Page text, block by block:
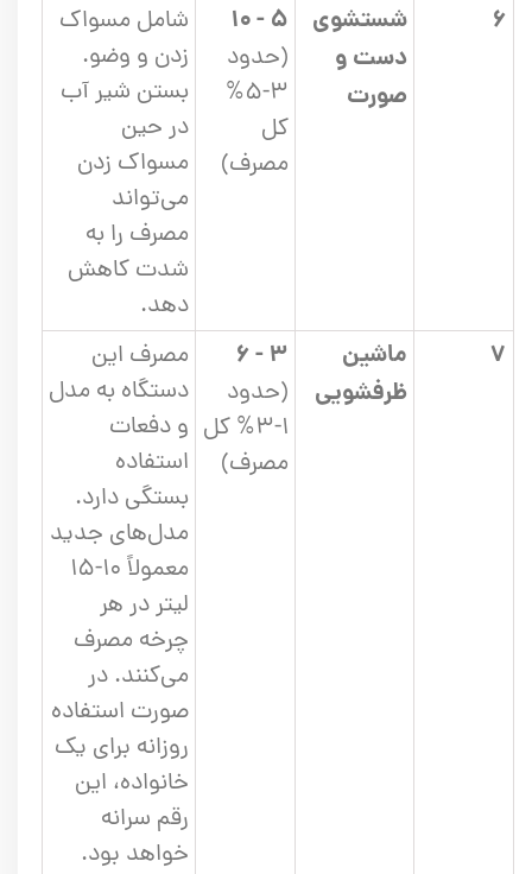
۶
شستشوی
دست و
صورت
۵ - ۱۰
(حدود
۳-۵%
کل
مصرف)
شامل مسواک
زدن و وضو.
بستن شیر آب
در حین
مسواک زدن
می‌تواند
مصرف را به
شدت کاهش
دهد.
۷
ماشین
ظرفشویی
۳ - ۶
(حدود
۱-۳% کل
مصرف)
مصرف این
دستگاه به مدل
و دفعات
استفاده
بستگی دارد.
مدل‌های جدید
معمولاً ۱۰-۱۵
لیتر در هر
چرخه مصرف
می‌کنند. در
صورت استفاده
روزانه برای یک
خانواده، این
رقم سرانه
خواهد بود.